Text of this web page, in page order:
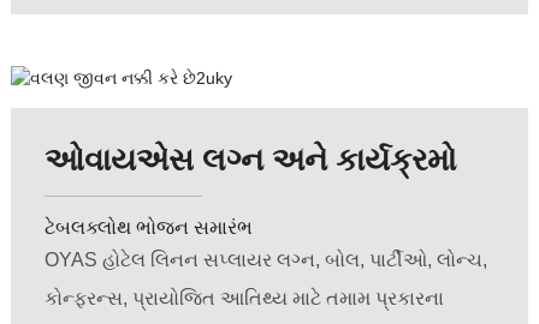
ઓવાયએસ લગ્ન અને કાર્યક્રમો
ટેબલક્લોથ ભોજન સમારંભ
OYAS હોટેલ લિનન સપ્લાયર લગ્ન, બોલ, પાર્ટીઓ, લોન્ચ,
કોન્ફરન્સ, પ્રાયોજિત આતિથ્ય માટે તમામ પ્રકારના